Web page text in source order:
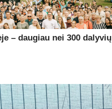
– daugiau nei 300 dalyvių